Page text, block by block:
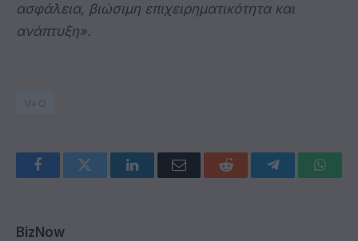
ασφάλεια, βιώσιμη επιχειρηματικότητα και
ανάπτυξη».
V+O
FacebookTwitter LinkedInEmail Reddit Telegram
BizNow